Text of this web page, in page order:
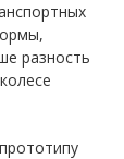
разность